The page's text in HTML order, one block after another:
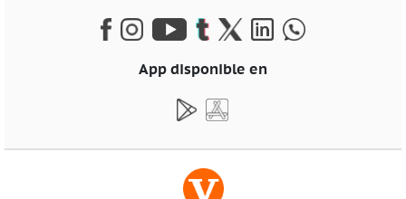
App disponible en